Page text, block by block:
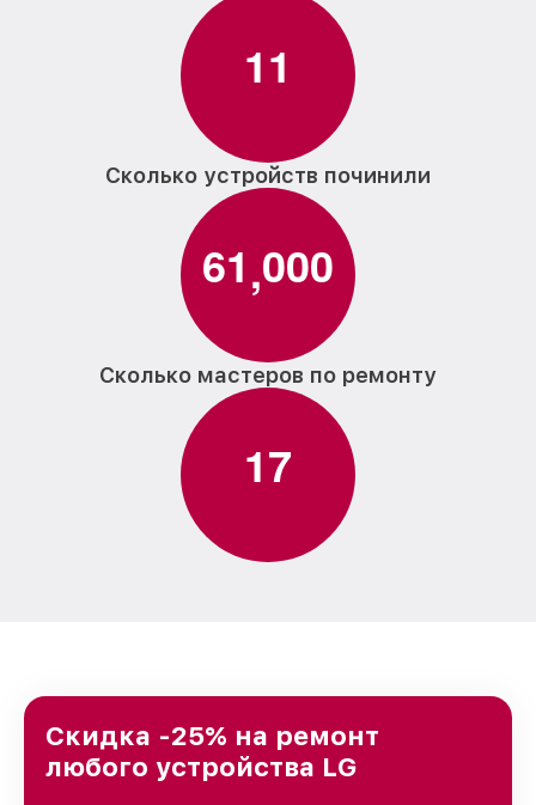
11
Сколько устройств починили
61,000
Сколько мастеров по ремонту
17
Скидка -25% на ремонт
любого устройства LG